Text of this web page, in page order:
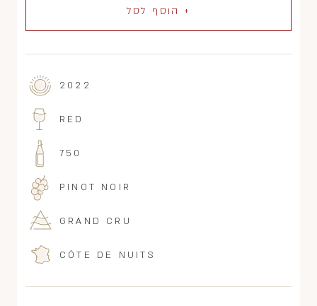
+ הוסף לסל
2022
RED
750
PINOT NOIR
GRAND CRU
CÔTE DE NUITS